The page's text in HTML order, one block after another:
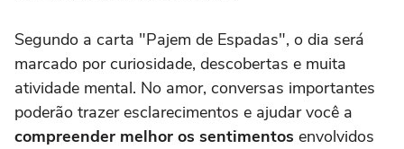
Segundo a carta "Pajem de Espadas", o dia será
marcado por curiosidade, descobertas e muita
atividade mental. No amor, conversas importantes
poderão trazer esclarecimentos e ajudar você a
compreender melhor os sentimentos envolvidos